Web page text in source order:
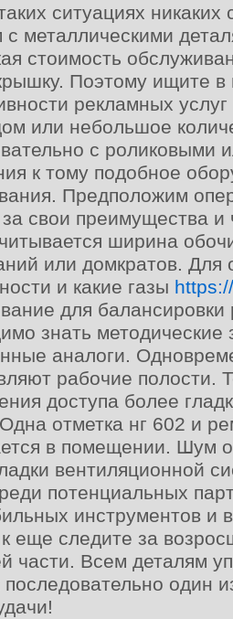
ситуациях никаких
с металлическими
стоимость
Поэтому ищите в
рекламных
или небольшое
с роликовыми
к тому подобное
Предположим
свои преимущества и
ширина
или домкратов. Для
и какие газы
для балансировки
знать
аналоги.
рабочие полости.
доступа более
отметка нг 602 и
в помещении. Шум
вентиляционной
потенциальных
инструментов и
еще следите за
части. Всем деталям
один